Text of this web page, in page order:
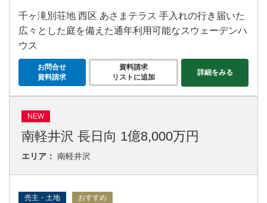
千ヶ滝別荘地 西区 あさまテラス 手入れの行き届いた
広々とした庭を備えた通年利用可能なスウェーデンハ
ウス
お問合せ
資料請求
資料請求
リストに追加
詳細をみる
南軽井沢 長日向 1億8,000万円
NEW
エリア： 南軽井沢
売主・土地 おすすめ